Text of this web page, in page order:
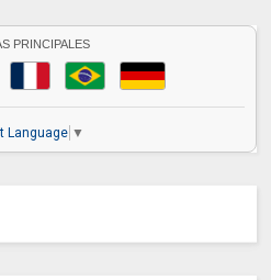
PRINCIPALES
Language ▼